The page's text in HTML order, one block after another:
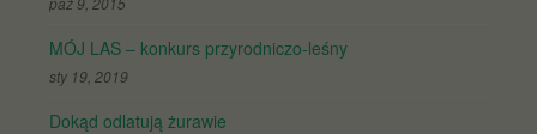
MÓJ LAS – konkurs przyrodniczo-leśny
sty 19, 2019
Dokąd odlatują żurawie